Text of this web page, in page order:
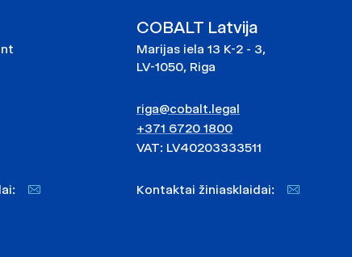
COBALT Latvija
Marijas iela 13 K-2 - 3,
LV-1050, Riga
riga@cobalt.legal
+371 6720 1800
VAT: LV40203333511
Kontaktai žiniasklaidai: